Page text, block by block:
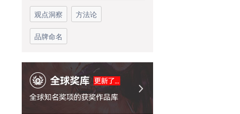
观点洞察 方法论
品牌命名